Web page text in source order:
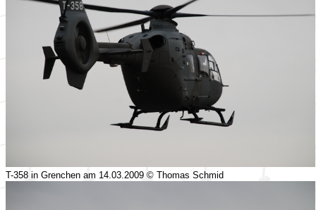
T-358 in Grenchen am 14.03.2009 © Thomas Schmid